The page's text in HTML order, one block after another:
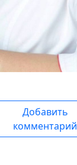
Добавить
комментарий